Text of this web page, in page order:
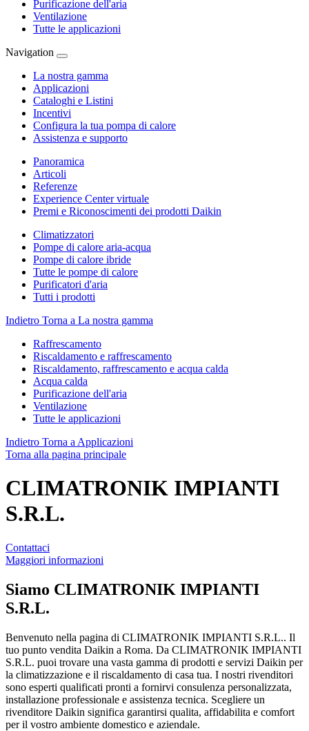
Purificazione dell'aria
Ventilazione
Tutte le applicazioni
Navigation
La nostra gamma
Applicazioni
Cataloghi e Listini
Incentivi
Configura la tua pompa di calore
Assistenza e supporto
Panoramica
Articoli
Referenze
Experience Center virtuale
Premi e Riconoscimenti dei prodotti Daikin
Climatizzatori
Pompe di calore aria-acqua
Pompe di calore ibride
Tutte le pompe di calore
Purificatori d'aria
Tutti i prodotti
Indietro Torna a La nostra gamma
Raffrescamento
Riscaldamento e raffrescamento
Riscaldamento, raffrescamento e acqua calda
Acqua calda
Purificazione dell'aria
Ventilazione
Tutte le applicazioni
Indietro Torna a Applicazioni
Torna alla pagina principale
CLIMATRONIK IMPIANTI
S.R.L.
Contattaci
Maggiori informazioni
Siamo CLIMATRONIK IMPIANTI
S.R.L.
Benvenuto nella pagina di CLIMATRONIK IMPIANTI S.R.L.. Il
tuo punto vendita Daikin a Roma. Da CLIMATRONIK IMPIANTI
S.R.L. puoi trovare una vasta gamma di prodotti e servizi Daikin per
la climatizzazione e il riscaldamento di casa tua. I nostri rivenditori
sono esperti qualificati pronti a fornirvi consulenza personalizzata,
installazione professionale e assistenza tecnica. Scegliere un
rivenditore Daikin significa garantirsi qualita, affidabilita e comfort
per il vostro ambiente domestico e aziendale.